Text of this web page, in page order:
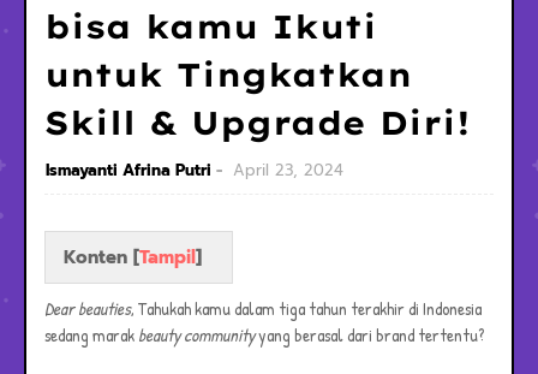
bisa kamu Ikuti
untuk Tingkatkan
Skill & Upgrade Diri!
Ismayanti Afrina Putri April 23, 2024
Konten [Tampil]
Dear beauties, Tahukah kamu dalam tiga tahun terakhir di Indonesia
sedang marakbeauty communityyang berasal dari brand tertentu?